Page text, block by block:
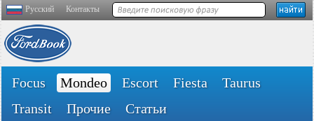
Русский Контакты
Focus Mondeo Escort Fiesta
Taurus
Transit
Прочие Статьи